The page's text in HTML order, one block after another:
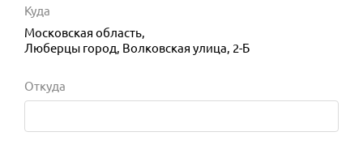
Куда
Московская область,
Люберцы город, Волковская улица, 2-Б
Откуда